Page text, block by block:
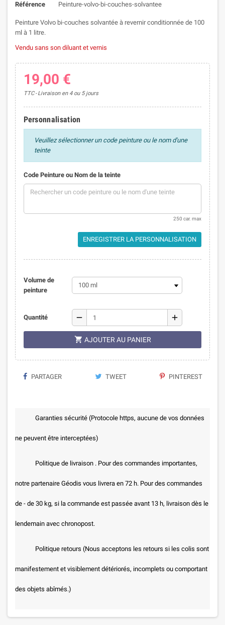
Référence
Peinture-volvo-bi-couches-solvantee
Peinture Volvo bi-couches solvantée à revernir conditionnée de 100
ml à 1 litre.
Vendu sans son diluant et vernis
19,00 €
TTC Livraison en 4 ou 5 jours
Personnalisation
Veuillez sélectionner un code peinture ou le nom d'une
teinte
Code Peinture ou Nom de la teinte
250 car. max
ENREGISTRER LA PERSONNALISATION
Volume de
peinture
Quantité remove add
 AJOUTER AU PANIER
PARTAGER TWEET PINTEREST
Garanties sécurité (Protocole https, aucune de vos données
ne peuvent être interceptées)
Politique de livraison . Pour des commandes importantes,
notre partenaire Géodis vous livrera en 72 h. Pour des commandes
de - de 30 kg, si la commande est passée avant 13 h, livraison dès le
lendemain avec chronopost.
Politique retours (Nous acceptons les retours si les colis sont
manifestement et visiblement détériorés, incomplets ou comportant
des objets abîmés.)